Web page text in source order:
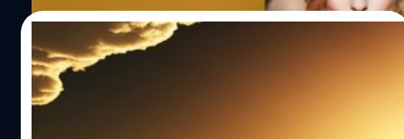
in Bangkok (ประกาศยกเลิกคอนเสิร์ตแล้วเนื่องจากปัญหา
สุขภาพของเกรซ หนึ่งในสมาชิกวง ตอนนี้เราคงต้องเปิด
youtube ดู MV เปิดฟังเพลงรอ หวังว่าเมื่อเธอพักฟื้นแล้วอาจ
จะกลับมาเล่นคอนเสิร์ตให้พวกเราได้ดูในโอกาสหน้าครับ)
สถานที่แสดง : เซ็นเตอร์พ้อยท์ สตูดิโอ ไทยแลนด์ สุขุมวิท
[PLAYLIST] 5 บทเพลงแห่งการตื่นรู้ รับวัน
อาสาฬหบูชา